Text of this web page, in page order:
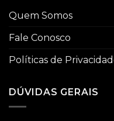
Quem Somos
Fale Conosco
Políticas de
DÚVIDAS GERAIS